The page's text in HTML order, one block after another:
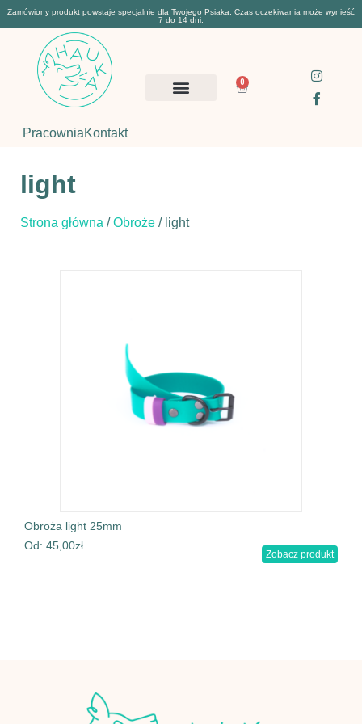
Zamówiony produkt powstaje specjalnie dla Twojego Psiaka. Czas oczekiwania może wynieść
7 do 14 dni.
PracowniaKontakt
0
light
Strona główna /Obroże / light
Obroża light 25mm
Od: 45,00zł
Zobacz produkt